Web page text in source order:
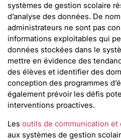
systèmes de gestion scolaire
d’analyse des données. De
administrateurs ne sont pas
informations exploitables qui
données stockées dans le
mettre en évidence des
des élèves et identifier des
conception des programmes
également prévoir les défis
interventions proactives.
Les outils de communication et
aux systèmes de gestion